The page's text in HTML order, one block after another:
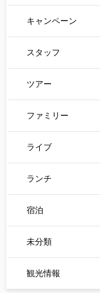
キャンペーン
スタッフ
ツアー
ファミリー
ライブ
ランチ
宿泊
未分類
観光情報